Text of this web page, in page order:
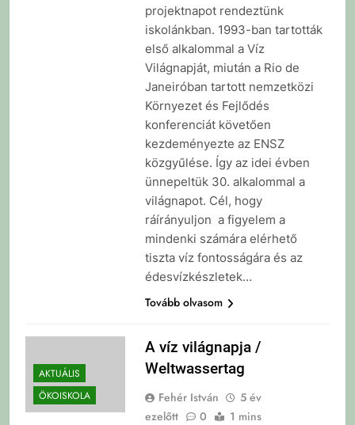
projektnapot rendeztünk
iskolánkban. 1993-ban tartották
első alkalommal a Víz
Világnapját, miután a Rio de
Janeiróban tartott nemzetközi
Környezet és Fejlődés
konferenciát követően
kezdeményezte az ENSZ
közgyűlése. Így az idei évben
ünnepeltük 30. alkalommal a
világnapot. Cél, hogy
ráírányuljon a figyelem a
mindenki számára elérhető
tiszta víz fontosságára és az
édesvízkészletek…
Tovább olvasom
AKTUÁLIS
ÖKOISKOLA
A víz világnapja /
Weltwassertag
Fehér István
5 év
ezelőtt
0 1 mins